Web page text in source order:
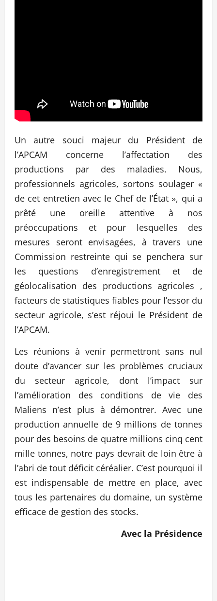
Un autre souci majeur du Président de
l’APCAM concerne l’affectation des
productions par des maladies. Nous,
professionnels agricoles, sortons soulager «
de cet entretien avec le Chef de l’État », qui a
prêté une oreille attentive à nos
préoccupations et pour lesquelles des
mesures seront envisagées, à travers une
Commission restreinte qui se penchera sur
les questions d’enregistrement et de
géolocalisation des productions agricoles ,
facteurs de statistiques fiables pour l’essor du
secteur agricole, s’est réjoui le Président de
l’APCAM.
Les réunions à venir permettront sans nul
doute d’avancer sur les problèmes cruciaux
du secteur agricole, dont l’impact sur
l’amélioration des conditions de vie des
Maliens n’est plus à démontrer. Avec une
production annuelle de 9 millions de tonnes
pour des besoins de quatre millions cinq cent
mille tonnes, notre pays devrait de loin être à
l’abri de tout déficit céréalier. C’est pourquoi il
est indispensable de mettre en place, avec
tous les partenaires du domaine, un système
efficace de gestion des stocks.
Avec la Présidence